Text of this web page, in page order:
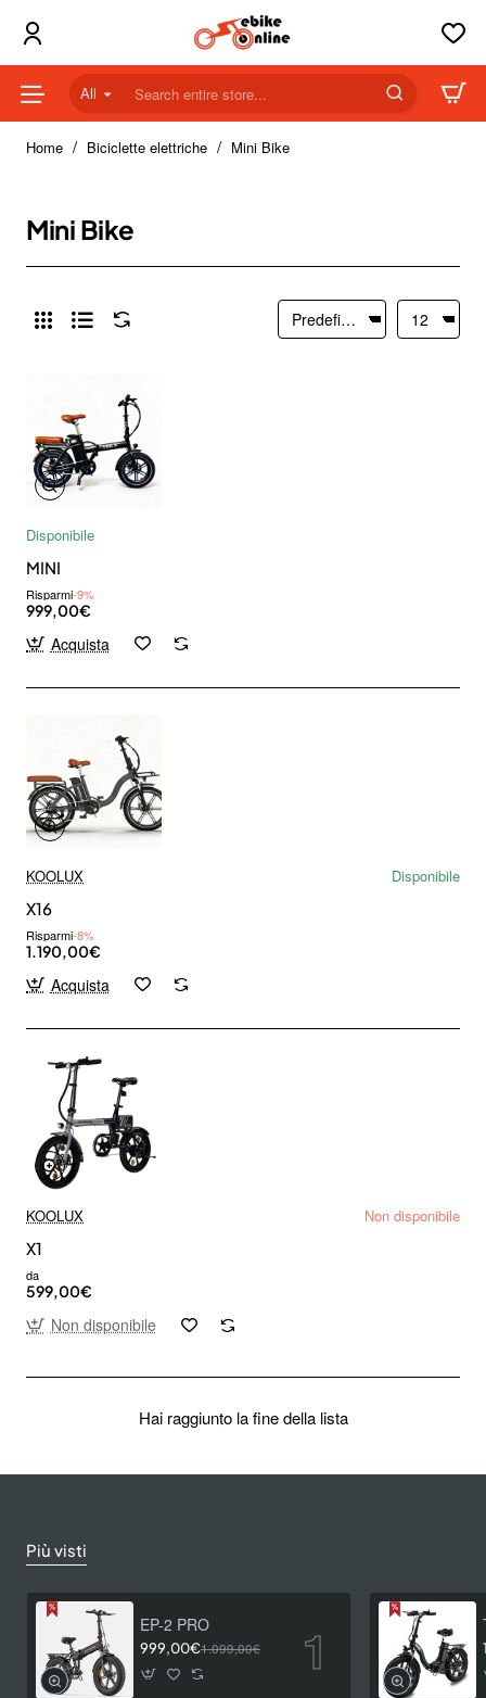
All
Search
entire
store...
Home homeBiciclette elettriche Mini Bike
Mini Bike
Disponibile
MINI
Risparmi-9%
999,00€
Acquista
KOOLUX
Disponibile
X16
Risparmi-8%
1.190,00€
Acquista
KOOLUX
Non disponibile
X1
da
599,00€
Non disponibile
Hai raggiunto la fine della lista
Più visti
EP-2 PRO
999,00€1.099,00€